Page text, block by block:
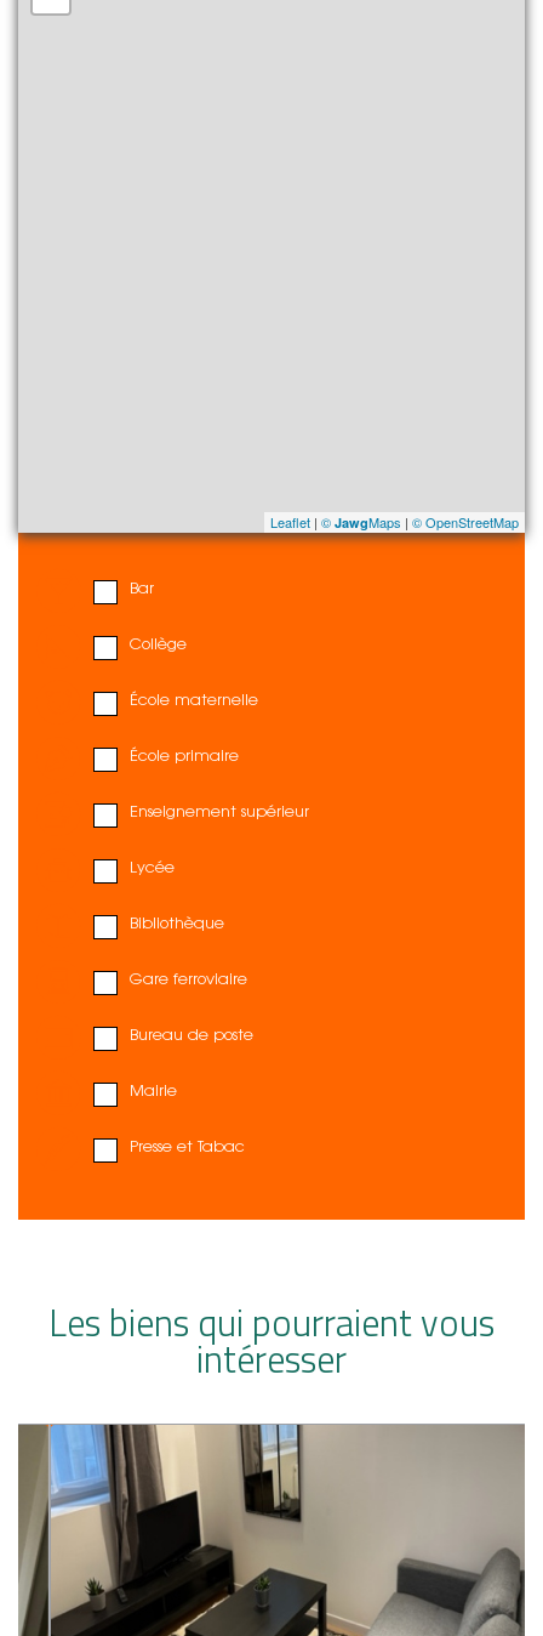
Leaflet | © JawgMaps | © OpenStreetMap
Bar
Collège
École maternelle
École primaire
Enseignement supérieur
Lycée
Bibliothèque
Gare ferroviaire
Bureau de poste
Mairie
Presse et Tabac
Les biens qui pourraient vous
intéresser